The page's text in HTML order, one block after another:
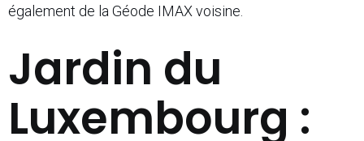
également de la Géode IMAX voisine.
Jardin du
Luxembourg :